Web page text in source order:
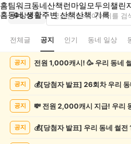
홈팀워크동네산책런마일모두의챌린
홈동네 생활주변 산책산책 기록
상동
전체글 공지 인기 동네 일상
공지 전원 1,000캐시! 🥳 우리 동네
공지
공지
공지